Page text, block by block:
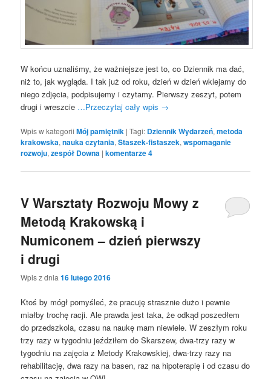
W końcu uznaliśmy, że ważniejsze jest to, co Dziennik ma dać,
niż to, jak wygląda. I tak już od roku, dzień w dzień wklejamy do
niego zdjęcia, podpisujemy i czytamy. Pierwszy zeszyt, potem
drugi i wreszcie …Przeczytaj cały wpis →
Wpis w kategoriiMój pamiętnik |Tagi: Dziennik Wydarzeń,metoda
krakowska,nauka czytania,Staszek-fistaszek,wspomaganie
rozwoju,zespół Downa |komentarze4
V Warsztaty Rozwoju Mowy z
Metodą Krakowską i
Numiconem – dzień pierwszy
i drugi
Wpis z dnia16 lutego 2016
Ktoś by mógł pomyśleć, że pracuję strasznie dużo i pewnie
miałby trochę racji. Ale prawda jest taka, że odkąd poszedłem
do przedszkola, czasu na naukę mam niewiele. W zeszłym roku
trzy razy w tygodniu jeździłem do Skarszew, dwa-trzy razy w
tygodniu na zajęcia z Metody Krakowskiej, dwa-trzy razy na
rehabilitację, dwa razy na basen, raz na hipoterapię i od czasu do